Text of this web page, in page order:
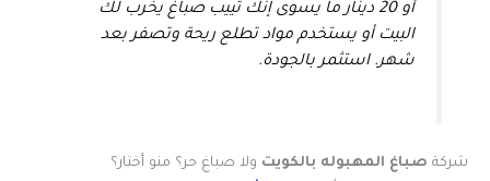
أو 20 دينار ما يسوى إنك تييب صباغ يخرب لك
البيت أو يستخدم مواد تطلع ريحة وتصفر بعد
شهر. استثمر بالجودة.
شركة صباغ المهبوله بالكويت ولا صباغ حر؟ منو أختار؟